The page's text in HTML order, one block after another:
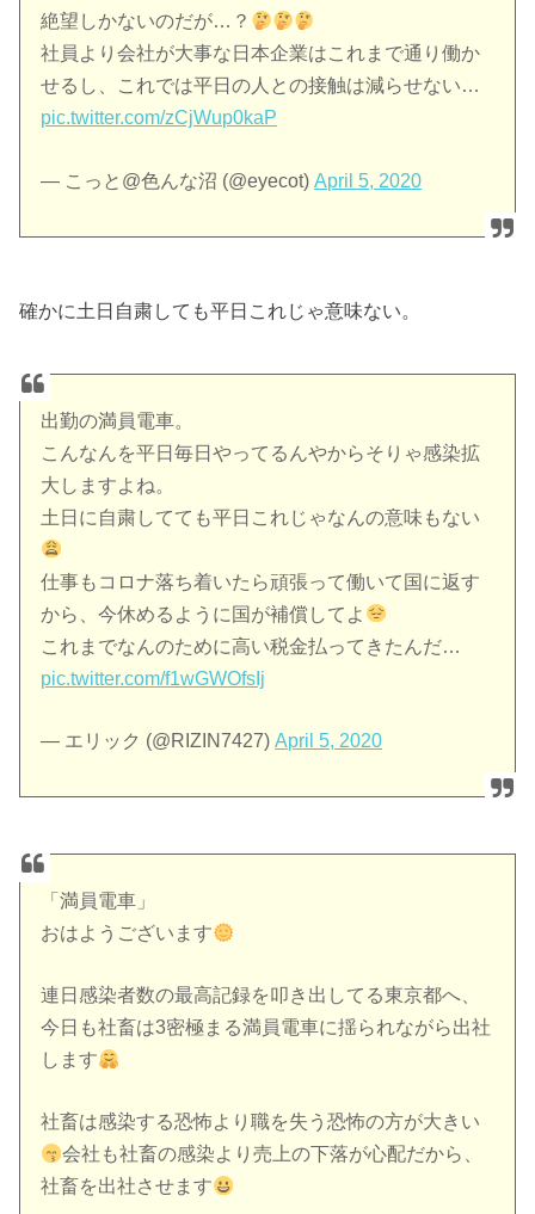
絶望しかないのだが…？
社員より会社が大事な日本企業はこれまで通り働か
せるし、これでは平日の人との接触は減らせない…
pic.twitter.com/zCjWup0kaP
— こっと@色んな沼 (@eyecot)April 5, 2020
確かに土日自粛しても平日これじゃ意味ない。
出勤の満員電車。
こんなんを平日毎日やってるんやからそりゃ感染拡
大しますよね。
土日に自粛してても平日これじゃなんの意味もない
仕事もコロナ落ち着いたら頑張って働いて国に返す
から、今休めるように国が補償してよ
これまでなんのために高い税金払ってきたんだ…
pic.twitter.com/f1wGWOfsIj
— エリック (@RIZIN7427)April 5, 2020
「満員電車」
おはようございます
連日感染者数の最高記録を叩き出してる東京都へ、
今日も社畜は3密極まる満員電車に揺られながら出社
します
社畜は感染する恐怖より職を失う恐怖の方が大きい
会社も社畜の感染より売上の下落が心配だから、
社畜を出社させます